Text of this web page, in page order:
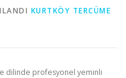
KURTKÖY TERCÜME
dilinde profesyonel yeminli